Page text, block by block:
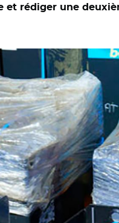
rédiger une